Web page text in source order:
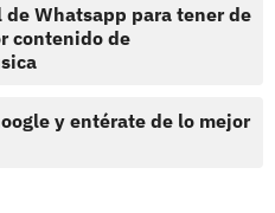
de Whatsapp para tener de
contenido de
y entérate de lo mejor